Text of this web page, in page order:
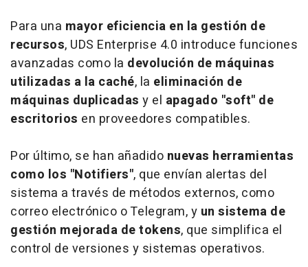
Para una mayor eficiencia en la gestión de
recursos, UDS Enterprise 4.0 introduce funciones
avanzadas como la devolución de máquinas
utilizadas a la caché, la eliminación de
máquinas duplicadas y el apagado "soft" de
escritorios en proveedores compatibles.
Por último, se han añadido nuevas herramientas
como los "Notifiers", que envían alertas del
sistema a través de métodos externos, como
correo electrónico o Telegram, y un sistema de
gestión mejorada de tokens, que simplifica el
control de versiones y sistemas operativos.